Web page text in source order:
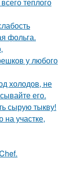
теплого
фольга.
у любого
холодов, не
его.
сырую тыкву!
на участке,